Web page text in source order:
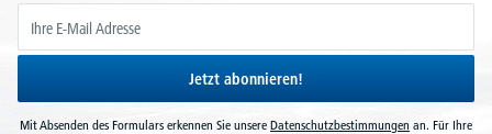
Jetzt abonnieren!
Mit Absenden des Formulars erkennen Sie unsere Datenschutzbestimmungen an. Für Ihre